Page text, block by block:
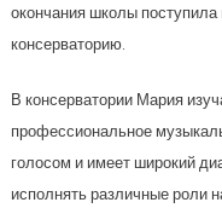
окончания школы
консерваторию.
В консерватории Мария
профессиональное
голосом и имеет широкий
исполнять различные роли